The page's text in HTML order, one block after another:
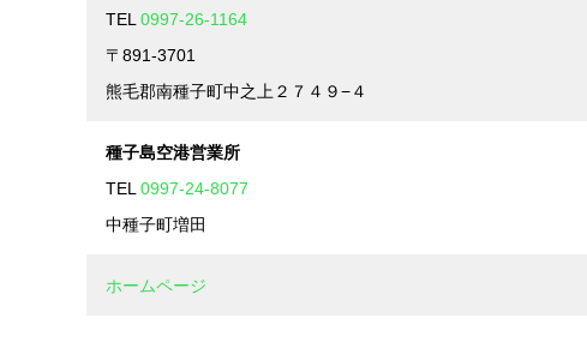
TEL 0997-26-1164
〒891-3701
熊毛郡南種子町中之上２７４９−４
種子島空港営業所
TEL 0997-24-8077
中種子町増田
ホームページ